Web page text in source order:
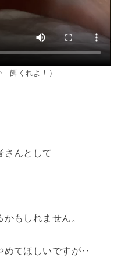
餌くれよ！）
さんとして
もしれません。
めてほしいですが‥